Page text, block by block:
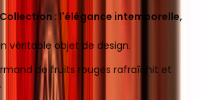
: l'élégance intemporelle,
véritable objet de design.
de fruits rouges rafraîchit et